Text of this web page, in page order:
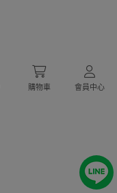
購物車 會員中心